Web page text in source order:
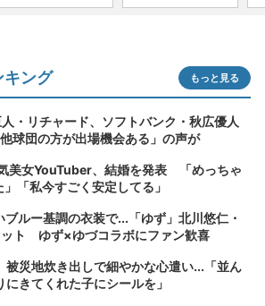
キング もっと見る
・リチャード、ソフトバンク・秋広優人
球団の方が出場機会ある」の声が
美女YouTuber、結婚を発表 「めっちゃ
「私今すごく安定してる」
ルー基調の衣装で...「ゆず」北川悠仁・
ト ゆず×ゆづコラボにファン歓喜
被災地炊き出しで細やかな心遣い...「並ん
きてくれた子にシールを」